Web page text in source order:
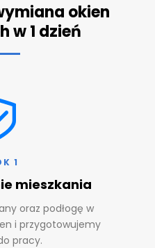
okien
w 1 dzień
1
mieszkania
oraz podłogę w
i przygotowujemy
pracy.